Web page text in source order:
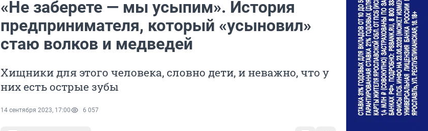
«Не заберете — мы усыпим». История
предпринимателя, который «усыновил»
стаю волков и медведей
Хищники для этого человека, словно дети, и неважно, что у
них есть острые зубы
14 сентября 2023, 17:00 6 057